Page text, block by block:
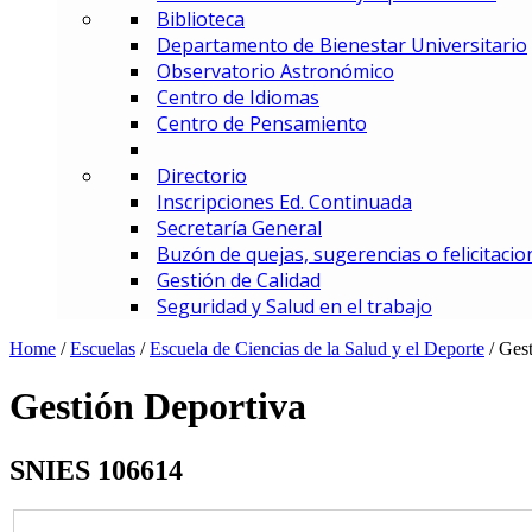
MAF – Maestría en
MAGD – Maestría en Analítica y
MCI – Maestría en Comercio
MDEMEC – Maestría en
MGCS – Maestría en Gerencia
Maestría en Gerencia
MGIED – Maestría en Gestión
MGE – Maestría en Gestión
ESPECIALIZACIONES
Especialización en Comercio
Especialización en Gerencia de
Especialización en Gerencia
Especialización en Gerencia
Biblioteca
Departamento de Bienestar Universitario
Observatorio Astronómico
Centro de Idiomas
Centro de Pensamiento
Directorio
Inscripciones Ed. Continuada
Secretaría General
Buzón de quejas, sugerencias o
Gestión de Calidad
Seguridad y Salud en el trabajo
Home /Escuelas /Escuela de Ciencias de la Salud y el Deporte /
Gestión Deportiva
SNIES 106614